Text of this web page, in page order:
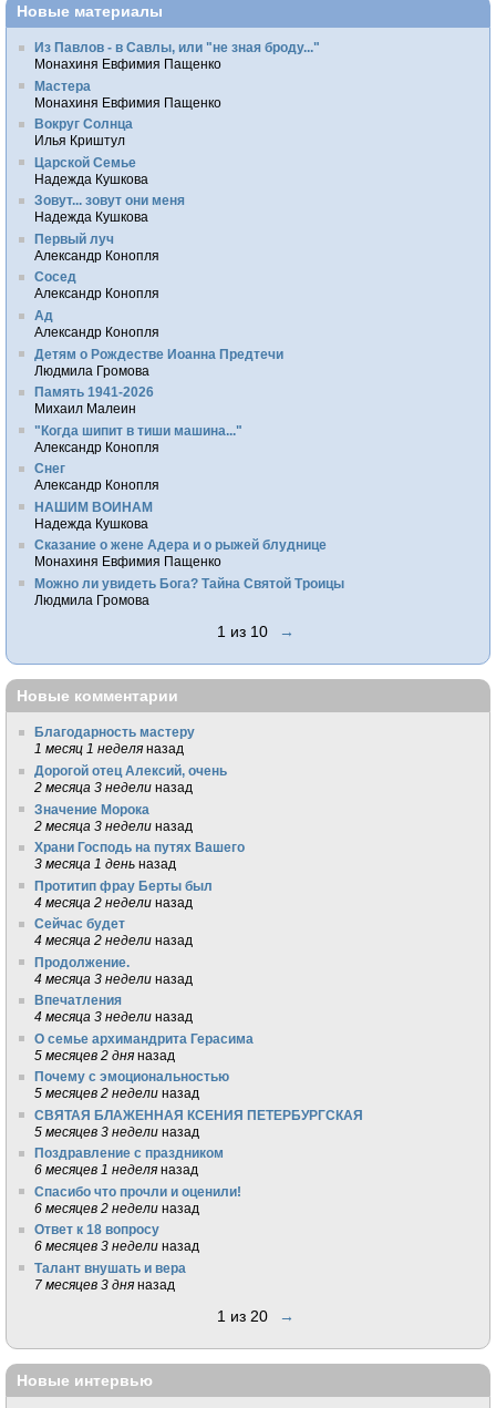
Новые материалы
Из Павлов - в Савлы, или "не зная броду..."
Монахиня Евфимия Пащенко
Мастера
Монахиня Евфимия Пащенко
Вокруг Солнца
Илья Криштул
Царской Семье
Надежда Кушкова
Зовут... зовут они меня
Надежда Кушкова
Первый луч
Александр Конопля
Сосед
Александр Конопля
Ад
Александр Конопля
Детям о Рождестве Иоанна Предтечи
Людмила Громова
Память 1941-2026
Михаил Малеин
"Когда шипит в тиши машина..."
Александр Конопля
Снег
Александр Конопля
НАШИМ ВОИНАМ
Надежда Кушкова
Сказание о жене Адера и о рыжей блуднице
Монахиня Евфимия Пащенко
Можно ли увидеть Бога? Тайна Святой Троицы
Людмила Громова
1 из 10 →
Новые комментарии
Благодарность мастеру
1 месяц 1 неделя назад
Дорогой отец Алексий, очень
2 месяца 3 недели назад
Значение Морока
2 месяца 3 недели назад
Храни Господь на путях Вашего
3 месяца 1 день назад
Протитип фрау Берты был
4 месяца 2 недели назад
Сейчас будет
4 месяца 2 недели назад
Продолжение.
4 месяца 3 недели назад
Впечатления
4 месяца 3 недели назад
О семье архимандрита Герасима
5 месяцев 2 дня назад
Почему с эмоциональностью
5 месяцев 2 недели назад
СВЯТАЯ БЛАЖЕННАЯ КСЕНИЯ ПЕТЕРБУРГСКАЯ
5 месяцев 3 недели назад
Поздравление с праздником
6 месяцев 1 неделя назад
Спасибо что прочли и оценили!
6 месяцев 2 недели назад
Ответ к 18 вопросу
6 месяцев 3 недели назад
Талант внушать и вера
7 месяцев 3 дня назад
1 из 20 →
Новые интервью